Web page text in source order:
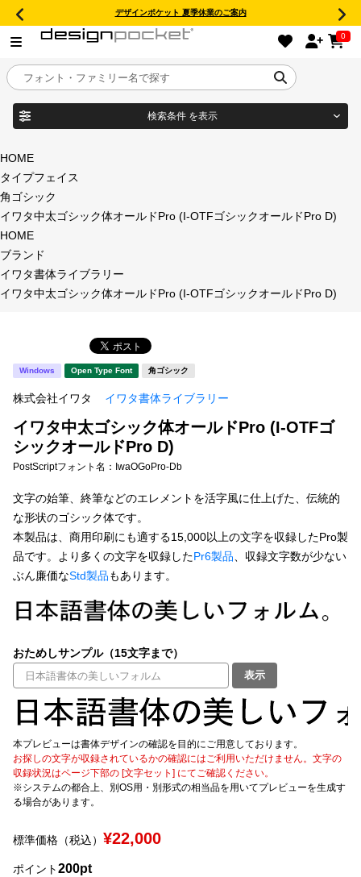
デザインポケット 夏季休業のご案内
0
目的別フォントガイド
特集
年間ライセンス商品
新着一覧
カート
お気に入り
ご利用ガイド
お問い合わせ
検索条件 を表示
商品名
フォント形式
タイプフェイス
明朝体
宋朝体
教科書体
草書体 勘亭流
江戸文字 デザイン毛筆
すべてを表示
太さ・ウェイト
セット or 単体
文字種類
HOME
タイプフェイス
角ゴシック
イワタ中太ゴシック体オールドPro (I-OTFゴシックオールドPro D)
HOME
ブランド
イワタ書体ライブラリー
イワタ中太ゴシック体オールドPro (I-OTFゴシックオールドPro D)
Windows Open Type Font 角ゴシック
株式会社イワタ イワタ書体ライブラリー
イワタ中太ゴシック体オールドPro (I-OTFゴ
シックオールドPro D)
PostScriptフォント名： IwaOGoPro-Db
文字の始筆、終筆などのエレメントを活字風に仕上げた、伝統的
な形状のゴシック体です。
本製品は、商用印刷にも適する15,000以上の文字を収録したPro製
品です。より多くの文字を収録したPr6製品 、収録文字数が少ない
ぶん廉価なStd製品もあります。
おためしサンプル（15文字まで）
表示
本プレビューは書体デザインの確認を目的にご用意しております。
お探しの文字が収録されているかの確認にはご利用いただけません。文字の
収録状況はページ下部の [文字セット] にてご確認ください。
※システムの都合上、別OS用・別形式の相当品を用いてプレビューを生成す
る場合があります。
標準価格（税込） ¥22,000
ポイント200pt